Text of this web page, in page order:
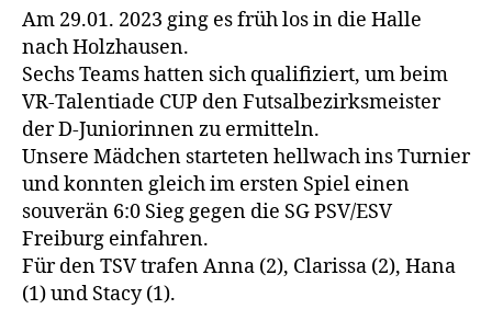
Am 29.01. 2023 ging es früh los in die Halle
nach Holzhausen.
Sechs Teams hatten sich qualifiziert, um beim
VR-Talentiade CUP den Futsalbezirksmeister
der D-Juniorinnen zu ermitteln.
Unsere Mädchen starteten hellwach ins Turnier
und konnten gleich im ersten Spiel einen
souverän 6:0 Sieg gegen die SG PSV/ESV
Freiburg einfahren.
Für den TSV trafen Anna (2), Clarissa (2), Hana
(1) und Stacy (1).